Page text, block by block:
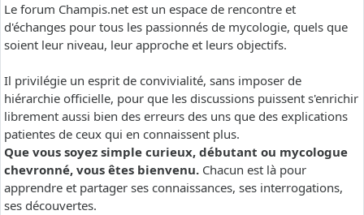
Le forum Champis.net est un espace de rencontre et
d'échanges pour tous les passionnés de mycologie, quels que
soient leur niveau, leur approche et leurs objectifs.
Il privilégie un esprit de convivialité, sans imposer de
hiérarchie officielle, pour que les discussions puissent s'enrichir
librement aussi bien des erreurs des uns que des explications
patientes de ceux qui en connaissent plus.
Que vous soyez simple curieux, débutant ou mycologue
chevronné, vous êtes bienvenu. Chacun est là pour
apprendre et partager ses connaissances, ses interrogations,
ses découvertes.